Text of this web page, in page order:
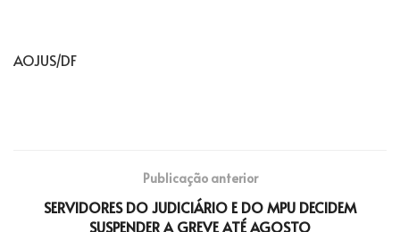
AOJUS/DF
Publicação anterior
SERVIDORES DO JUDICIÁRIO E DO MPU DECIDEM
SUSPENDER A GREVE ATÉ AGOSTO